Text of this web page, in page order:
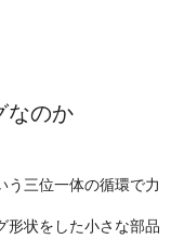
なのか
う三位一体の循環で力
形状をした小さな部品